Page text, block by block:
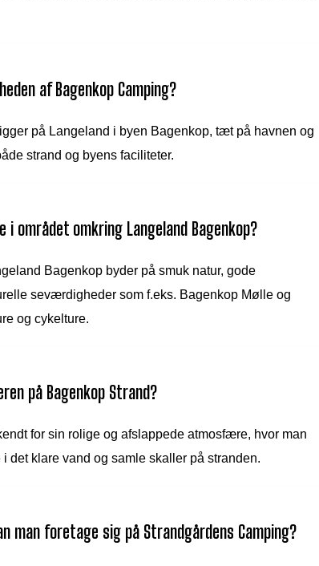
af Bagenkop Camping?
på Langeland i byen Bagenkop, tæt på havnen og
strand og byens faciliteter.
i området omkring Langeland Bagenkop?
Bagenkop byder på smuk natur, gode
seværdigheder som f.eks. Bagenkop Mølle og
og cykelture.
på Bagenkop Strand?
for sin rolige og afslappede atmosfære, hvor man
det klare vand og samle skaller på stranden.
man foretage sig på Strandgårdens Camping?